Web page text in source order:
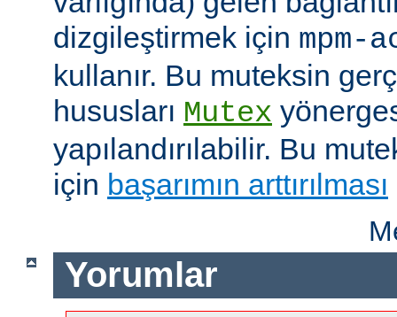
dizgileştirmek için mpm-
kullanır. Bu muteksin
hususları Mutex
yapılandırılabilir. Bu
için başarımın arttırılması
Yorumlar